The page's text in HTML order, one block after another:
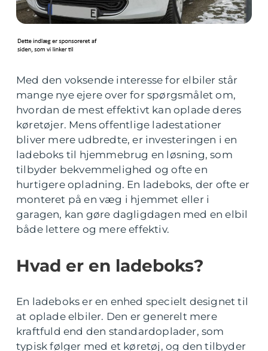
Med den voksende interesse for elbiler står
mange nye ejere over for spørgsmålet om,
hvordan de mest effektivt kan oplade deres
køretøjer. Mens offentlige ladestationer
bliver mere udbredte, er investeringen i en
ladeboks til hjemmebrug en løsning, som
tilbyder bekvemmelighed og ofte en
hurtigere opladning. En ladeboks, der ofte er
monteret på en væg i hjemmet eller i
garagen, kan gøre dagligdagen med en elbil
både lettere og mere effektiv.
Hvad er en ladeboks?
En ladeboks er en enhed specielt designet til
at oplade elbiler. Den er generelt mere
kraftfuld end den standardoplader, som
typisk følger med et køretøj, og den tilbyder